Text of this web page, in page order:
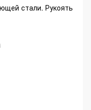
стали. Рукоять